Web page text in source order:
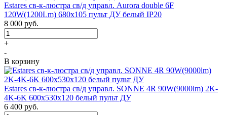
Estares св-к-люстра св/д управл. Aurora double 6F
120W(1200Lm) 680х105 пульт ДУ белый IP20
8 000 руб.
+
-
В корзину
Estares св-к-люстра св/д управл. SONNE 4R 90W(9000lm) 2K-
4K-6K 600x530x120 белый пульт ДУ
6 400 руб.